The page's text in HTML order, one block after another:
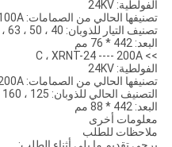
الفولطية: 24KV
تصنيفها الحالي من الصمامات: 100A
تصنيف التيار للذوبان: 40 ، 50 ، 63 ، 71 ، 80 ، 100 ألف
البعد: 442 * 76 مم
>> C ، XRNT-24 ---- 200A
الفولطية: 24KV
تصنيفها الحالي من الصمامات: 200A
التصنيف الحالي للذوبان: 125 ، 160 ، 200 A
البعد: 442 * 88 مم
معلومات أخرى
ملاحظات للطلب